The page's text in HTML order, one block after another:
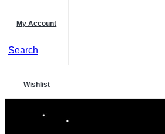
My Account
Search
Wishlist